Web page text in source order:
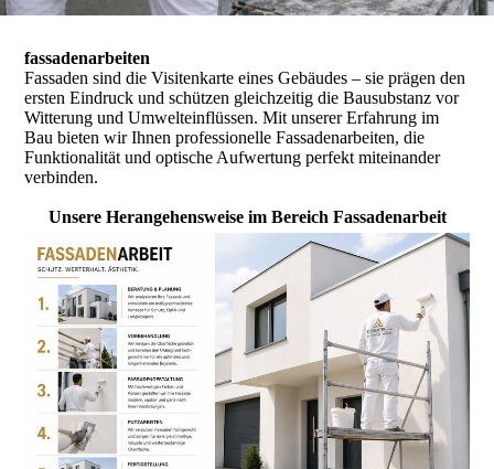
fassadenarbeiten
Fassaden sind die Visitenkarte eines Gebäudes – sie prägen den
ersten Eindruck und schützen gleichzeitig die Bausubstanz vor
Witterung und Umwelteinflüssen. Mit unserer Erfahrung im
Bau bieten wir Ihnen professionelle Fassadenarbeiten, die
Funktionalität und optische Aufwertung perfekt miteinander
verbinden.
Unsere Herangehensweise im Bereich Fassadenarbeit